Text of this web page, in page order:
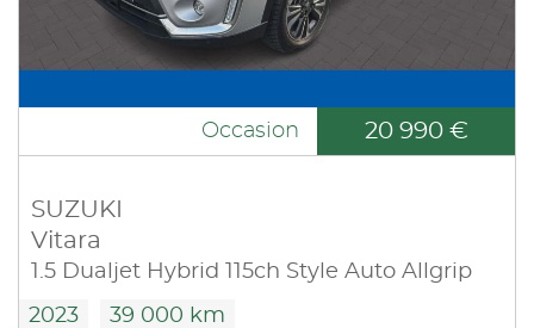
Occasion 20 990 €
SUZUKI
Vitara
1.5 Dualjet Hybrid 115ch Style Auto Allgrip
2023 39 000 km